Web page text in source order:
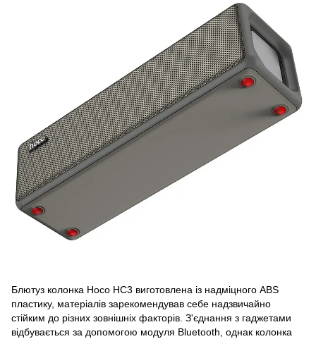
Блютуз колонка Hoco HC3 виготовлена ​​із надміцного ABS
пластику, матеріалів зарекомендував себе надзвичайно
стійким до різних зовнішніх факторів. З'єднання з гаджетами
відбувається за допомогою модуля Bluetooth, однак колонка